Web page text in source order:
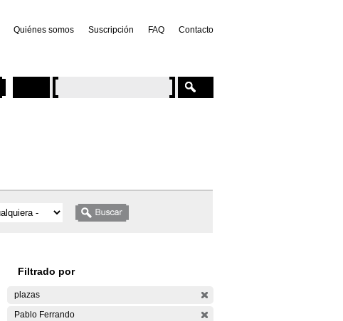
Quiénes somos Suscripción FAQ Contacto
Filtrado por
plazas
Pablo Ferrando